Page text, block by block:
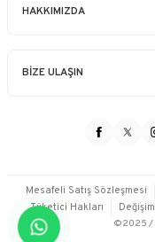
HAKKIMIZDA
BİZE ULAŞIN
©2025 /
Mesafeli Satış Sözleşmesi
Tüketici Hakları